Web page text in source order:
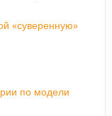
«суверенную»
по модели